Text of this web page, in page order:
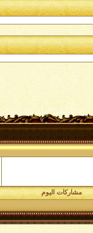
مشاركات اليوم